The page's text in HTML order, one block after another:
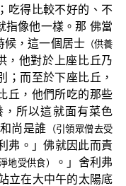
吃得比較不好的、不
指像他一樣。那 佛當
候，這一個居士（供養
，他對於上座比丘乃
；而至於下座比丘，
丘，他們所吃的那些
所以這就面有菜色
尚是誰
（引領眾僧去受
弗。」佛就因此而責
地受供食）
。」舍利弗
立在大中午的太陽底